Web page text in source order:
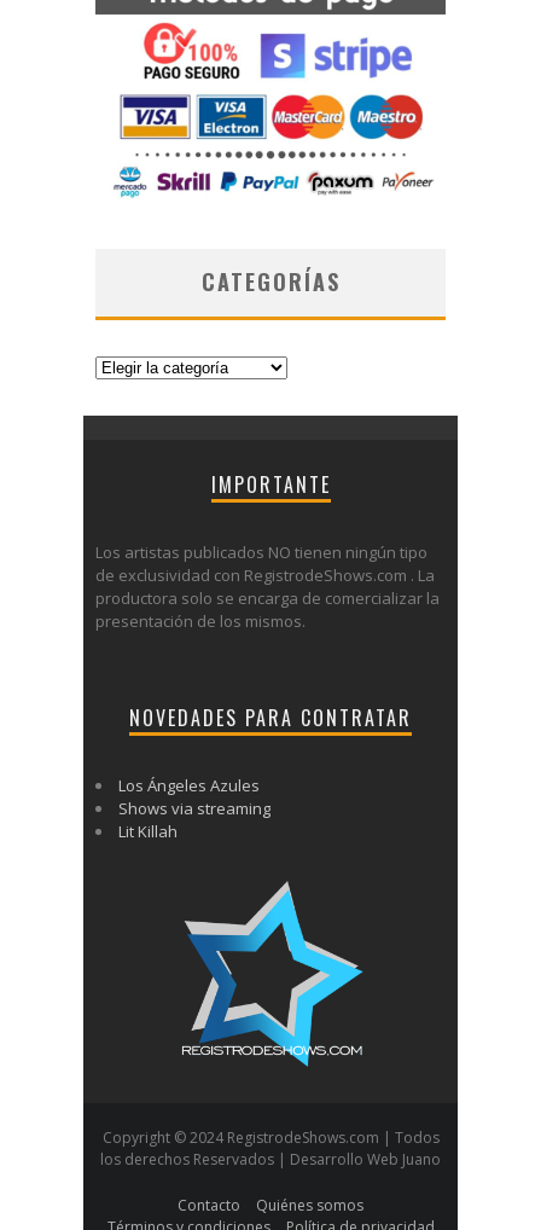
CATEGORÍAS
Categorías
IMPORTANTE
Los artistas publicados NO tienen ningún tipo
de exclusividad con RegistrodeShows.com . La
productora solo se encarga de comercializar la
presentación de los mismos.
NOVEDADES PARA CONTRATAR
Los Ángeles Azules
Shows via streaming
Lit Killah
Copyright © 2024 RegistrodeShows.com | Todos
los derechos Reservados | Desarrollo Web Juano
Contacto
Quiénes somos